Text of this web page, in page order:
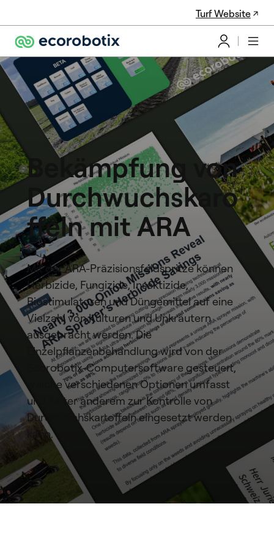
Turf Website
Bekämpfung von
Durchwuchskaro
ffeln mit ARA
Mit der ARA-Präzisionsfeldspritze können
Herbizide, Fungizide, Insektizide,
Biostimulatoren und Düngemittel auf eine
Vielzahl von Kulturen und Unkräutern
ausgebracht werden. Die
Einzelpflanzenbehandlung wird von der
Ecorobotix-Computersoftware gesteuert,
welche verschiedenen Optionen umfasst
und, unter anderem zur Kontrolle von
Durchwuchskartoffeln eingesetzt werden
kann.